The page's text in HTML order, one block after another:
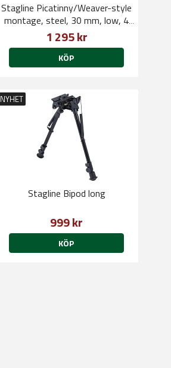
Stagline Picatinny/Weaver-style
montage, steel, 30 mm, low, 4
cap screws
1 295 kr
KÖP
NYHET
Stagline Bipod long
999 kr
KÖP